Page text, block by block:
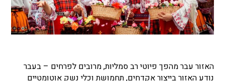
האזור עבר מהפך פיוטי רב סמליות, מרובים לפרחים – בעבר
נודע האזור בייצור אקדחים, תחמושת וכלי נשק אוטומטיים